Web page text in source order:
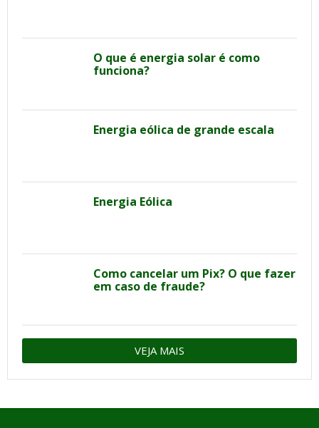
O que é energia solar é como
funciona?
Energia eólica de grande escala
Energia Eólica
Como cancelar um Pix? O que fazer
em caso de fraude?
VEJA MAIS